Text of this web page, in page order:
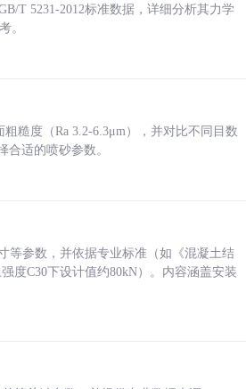
T 5231-2012标准数据，详细分析其力学
。
糙度（Ra 3.2-6.3μm），并对比不同目数
合适的喷砂参数。
等参数，并依据专业标准（如《混凝土结
度C30下设计值约80kN）。内容涵盖安装